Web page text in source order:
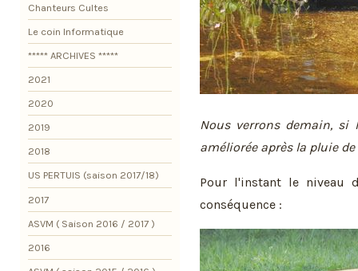
Nous verrons demain,
améliorée après la pluie
Pour l'instant le niveau
conséquence :
Chanteurs Cultes
Le coin Informatique
***** ARCHIVES *****
2021
2020
2019
2018
US PERTUIS (saison 2017/18)
2017
ASVM ( Saison 2016 / 2017 )
2016